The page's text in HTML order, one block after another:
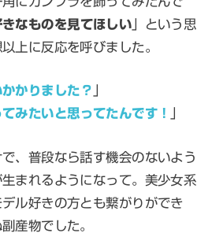
なものを見てほしい 」という思
上に反応を呼びました。
かりました？
みたいと思ってたんです！
、普段なら話す機会のないよう
まれるようになって。美少女系
ル好きの方とも繋がりができ
産物でした。